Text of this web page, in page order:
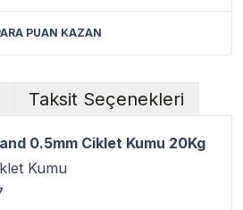
PUAN KAZAN
Taksit Seçenekleri
0.5mm Ciklet Kumu 20Kg
Kumu